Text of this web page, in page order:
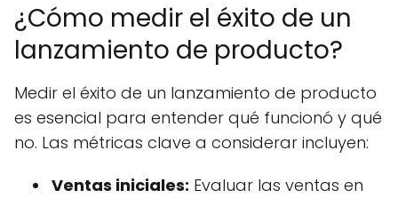
¿Cómo medir el éxito de un
lanzamiento de producto?
Medir el éxito de un lanzamiento de producto
es esencial para entender qué funcionó y qué
no. Las métricas clave a considerar incluyen:
Ventas iniciales: Evaluar las ventas en